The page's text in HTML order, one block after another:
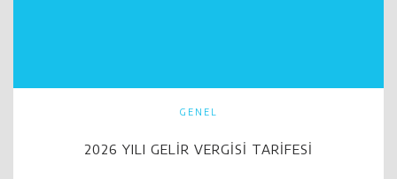
GENEL
2026 YILI GELIR VERGISI TARIFESI